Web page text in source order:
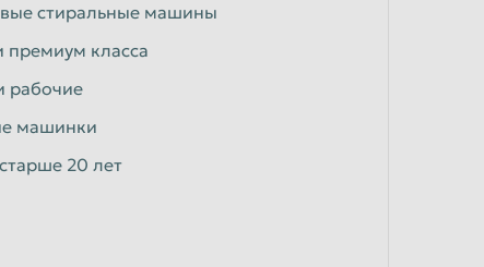
стиральные машины
премиум класса
рабочие
машинки
20 лет